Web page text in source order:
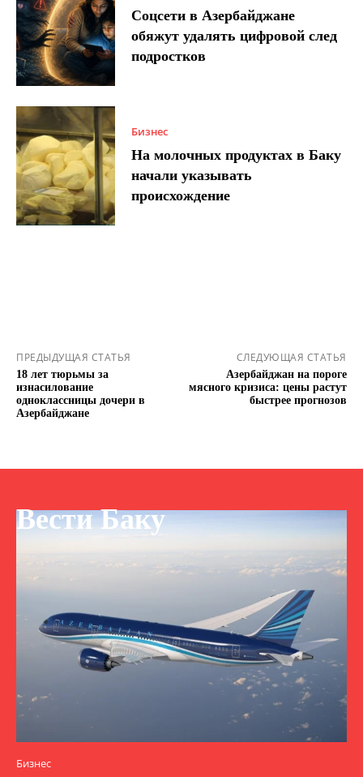
Соцсети в Азербайджане
обяжут удалять цифровой след
подростков
Бизнес
На молочных продуктах в Баку
начали указывать
происхождение
ПРЕДЫДУЩАЯ СТАТЬЯ
18 лет тюрьмы за
изнасилование
одноклассницы дочери в
Азербайджане
СЛЕДУЮЩАЯ СТАТЬЯ
Азербайджан на пороге
мясного кризиса: цены растут
быстрее прогнозов
Вести Баку
Бизнес